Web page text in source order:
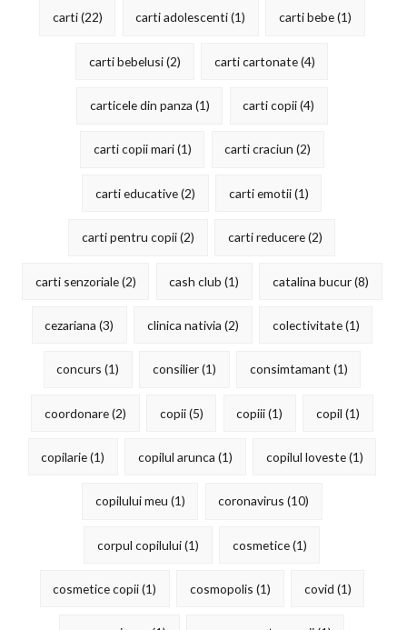
carti(22) carti adolescenti(1) carti bebe(1)
carti bebelusi(2) carti cartonate(4)
carticele din panza (1) carti copii(4)
carti copii mari(1) carti craciun (2)
carti educative(2) carti emotii(1)
carti pentru copii(2) carti reducere(2)
carti senzoriale(2) cash club (1) catalina bucur(8)
cezariana (3) clinica nativia (2) colectivitate(1)
concurs (1) consilier(1) consimtamant (1)
coordonare(2) copii(5) copiii(1) copil (1)
copilarie(1) copilul arunca (1) copilul loveste(1)
copilului meu (1) coronavirus (10)
corpul copilului(1) cosmetice(1)
cosmetice copii(1) cosmopolis (1) covid (1)